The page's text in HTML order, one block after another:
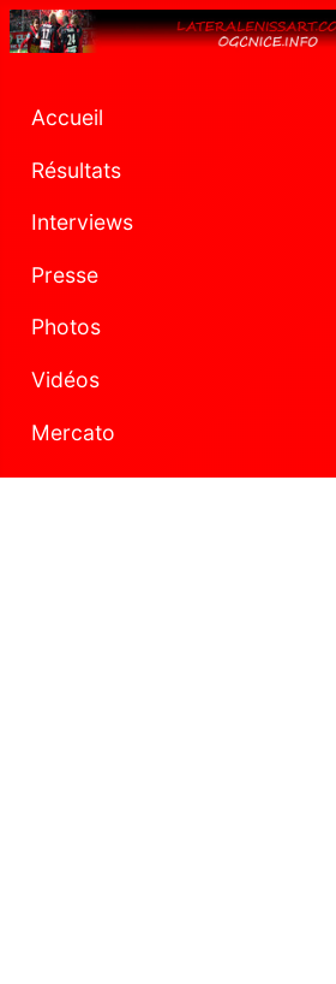
Accueil
Résultats
Interviews
Presse
Photos
Vidéos
Mercato